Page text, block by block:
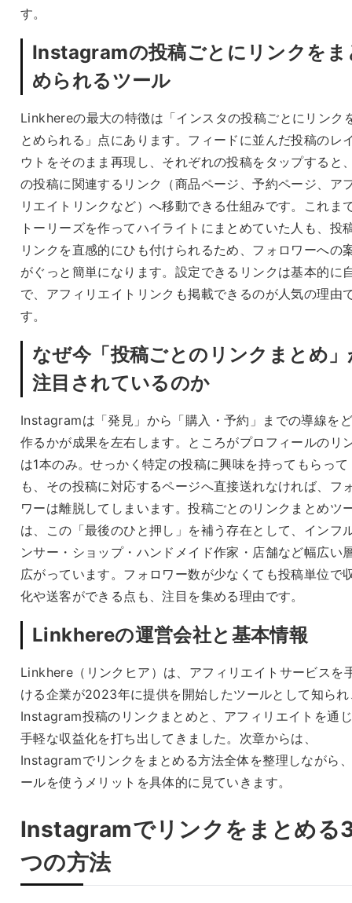
す。
Instagramの投稿ごとにリンクをま
められるツール
Linkhereの最大の特徴は「インスタの投稿ごとにリンク
とめられる」点にあります。フィードに並んだ投稿のレ
ウトをそのまま再現し、それぞれの投稿をタップすると
の投稿に関連するリンク（商品ページ、予約ページ、ア
リエイトリンクなど）へ移動できる仕組みです。これま
トーリーズを作ってハイライトにまとめていた人も、投
リンクを直感的にひも付けられるため、フォロワーへの
がぐっと簡単になります。設定できるリンクは基本的に
で、アフィリエイトリンクも掲載できるのが人気の理由
す。
なぜ今「投稿ごとのリンクまとめ
注目されているのか
Instagramは「発見」から「購入・予約」までの導線を
作るかが成果を左右します。ところがプロフィールのリ
は1本のみ。せっかく特定の投稿に興味を持ってもらって
も、その投稿に対応するページへ直接送れなければ、フ
ワーは離脱してしまいます。投稿ごとのリンクまとめツ
は、この「最後のひと押し」を補う存在として、インフ
ンサー・ショップ・ハンドメイド作家・店舗など幅広い
広がっています。フォロワー数が少なくても投稿単位で
化や送客ができる点も、注目を集める理由です。
Linkhereの運営会社と基本情報
Linkhere（リンクヒア）は、アフィリエイトサービスを
ける企業が2023年に提供を開始したツールとして知られ
Instagram投稿のリンクまとめと、アフィリエイトを通
手軽な収益化を打ち出してきました。次章からは、
Instagramでリンクをまとめる方法全体を整理しながら
ールを使うメリットを具体的に見ていきます。
Instagramでリンクをまとめる
つの方法